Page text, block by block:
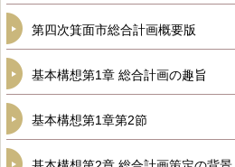
第四次箕面市総合計画概要版
基本構想第1章 総合計画の趣旨
基本構想第1章第2節